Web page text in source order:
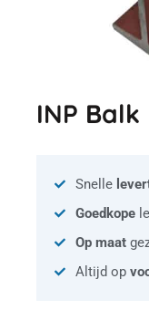
INP Balk
Snelle
Goedkope
Op maat
Altijd op